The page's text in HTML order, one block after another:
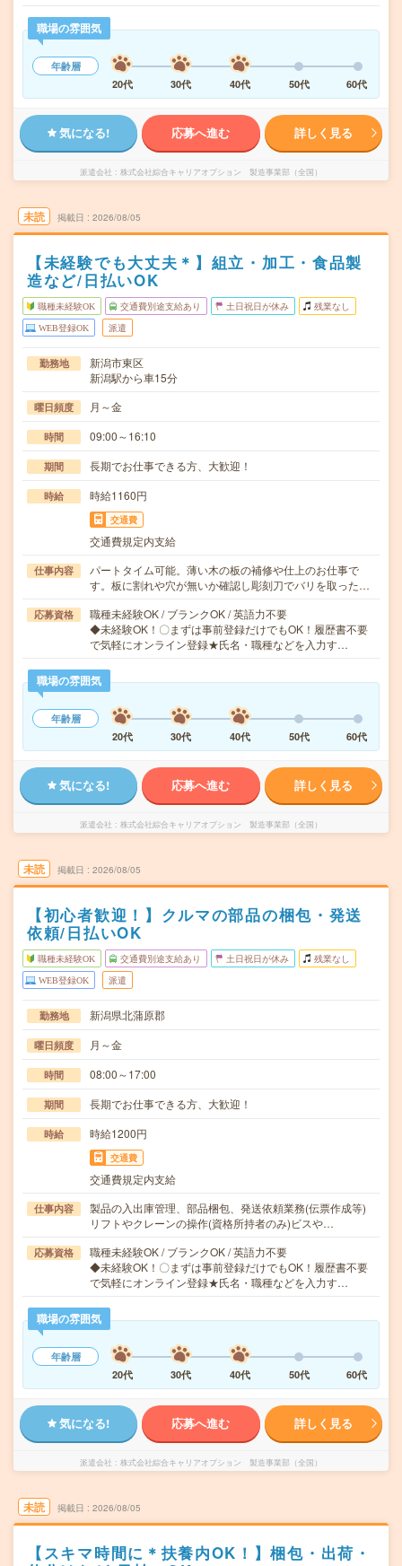
職場の雰囲気
年齢層
20代
30代 40代 50代 60代
気になる! 応募へ進む 詳しく見る
派遣会社 株式会社綜合キャリアオプション 製造事業部（全国）
未読 掲載日 2026/08/05
【未経験でも大丈夫＊】組立・加工・食品製
造など/日払いOK
職種未経験OK 交通費別途支給あり 土日祝日が休み 残業なし
WEB登録OK 派遣
勤務地
新潟市東区
新潟駅から車15分
曜日頻度 月～金
時間 09:00～16:10
期間 長期でお仕事できる方、大歓迎！
時給 時給1160円
交通費
交通費規定内支給
仕事内容
パートタイム可能。薄い木の板の補修や仕上のお仕事で
す。板に割れや穴が無いか確認し彫刻刀でバリを取った…
応募資格
職種未経験OK / ブランクOK / 英語力不要
◆未経験OK！〇まずは事前登録だけでもOK！履歴書不要
で気軽にオンライン登録★氏名・職種などを入力す…
職場の雰囲気
年齢層
20代
30代 40代 50代 60代
気になる! 応募へ進む 詳しく見る
派遣会社 株式会社綜合キャリアオプション 製造事業部（全国）
未読 掲載日 2026/08/05
【初心者歓迎！】クルマの部品の梱包・発送
依頼/日払いOK
職種未経験OK 交通費別途支給あり 土日祝日が休み 残業なし
WEB登録OK 派遣
勤務地 新潟県北蒲原郡
曜日頻度 月～金
時間 08:00～17:00
期間 長期でお仕事できる方、大歓迎！
時給 時給1200円
交通費
交通費規定内支給
仕事内容
製品の入出庫管理、部品梱包、発送依頼業務(伝票作成等)
リフトやクレーンの操作(資格所持者のみ)ビスや…
応募資格
職種未経験OK / ブランクOK / 英語力不要
◆未経験OK！〇まずは事前登録だけでもOK！履歴書不要
で気軽にオンライン登録★氏名・職種などを入力す…
職場の雰囲気
年齢層
20代
30代 40代 50代 60代
気になる! 応募へ進む 詳しく見る
派遣会社 株式会社綜合キャリアオプション 製造事業部（全国）
未読 掲載日 2026/08/05
【スキマ時間に＊扶養内OK！】梱包・出荷・